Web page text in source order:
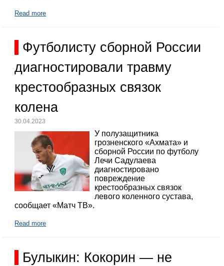
Read more
Футболисту сборной России
диагностировали травму
крестообразных связок
колена
30.04.2023
У полузащитника
грозненского «Ахмата» и
сборной России по футболу
Лечи Садулаева
диагностировано
повреждение
крестообразных связок
левого коленного сустава,
сообщает «Матч ТВ».
Read more
Булыкин: Кокорин — не